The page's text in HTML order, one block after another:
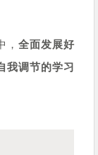
，全面发展好
我调节的学习